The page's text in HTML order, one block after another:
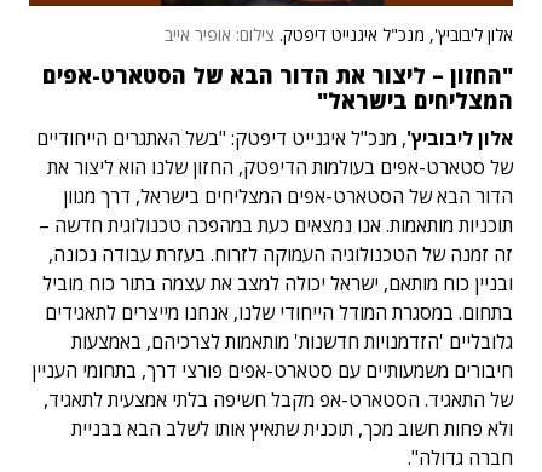
אלון ליבוביץ', מנכ"ל איגנייט דיפטק. צילום: אופיר אייב
"החזון – ליצור את הדור הבא של הסטארט-אפים
המצליחים בישראל"
אלון ליבוביץ', מנכ"ל איגנייט דיפטק: "בשל האתגרים הייחודיים
של סטארט-אפים בעולמות הדיפטק, החזון שלנו הוא ליצור את
הדור הבא של הסטארט-אפים המצליחים בישראל, דרך מגוון
תוכניות מותאמות. אנו נמצאים כעת במהפכה טכנולוגית חדשה –
זה זמנה של הטכנולוגיה העמוקה לזרוח. בעזרת עבודה נכונה,
ובניין כוח מותאם, ישראל יכולה למצב את עצמה בתור כוח מוביל
בתחום. במסגרת המודל הייחודי שלנו, אנחנו מייצרים לתאגידים
גלובליים 'הזדמנויות חדשנות' מותאמות לצרכיהם, באמצעות
חיבורים משמעותיים עם סטארט-אפים פורצי דרך, בתחומי העניין
של התאגיד. הסטארט-אפ מקבל חשיפה בלתי אמצעית לתאגיד,
ולא פחות חשוב מכך, תוכנית שתאיץ אותו לשלב הבא בבניית
חברה גדולה".